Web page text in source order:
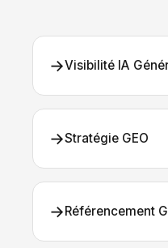
→Visibilité IA
→Stratégie GEO
→Référencement